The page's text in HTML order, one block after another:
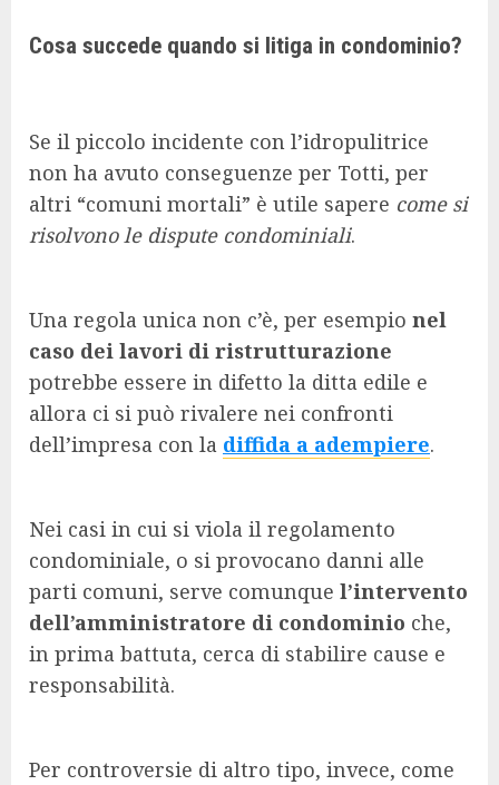
Cosa succede quando si litiga in condominio?
Se il piccolo incidente con l’idropulitrice
non ha avuto conseguenze per Totti, per
altri “comuni mortali” è utile sapere come si
risolvono le dispute condominiali.
Una regola unica non c’è, per esempio nel
caso dei lavori di ristrutturazione
potrebbe essere in difetto la ditta edile e
allora ci si può rivalere nei confronti
dell’impresa con la diffida a adempiere.
Nei casi in cui si viola il regolamento
condominiale, o si provocano danni alle
parti comuni, serve comunque l’intervento
dell’amministratore di condominio che,
in prima battuta, cerca di stabilire cause e
responsabilità.
Per controversie di altro tipo, invece, come